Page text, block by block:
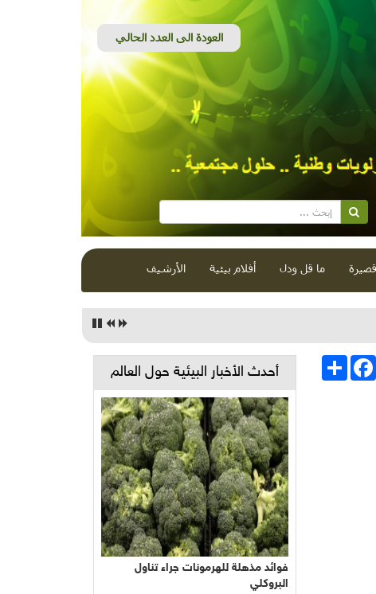
ما قل ودل أفلام بيئية الأرشيف
انشر
Facebook
أحدث الأخبار البيئية حول العالم
فوائد مذهلة للهرمونات جراء تناول
البروكلي